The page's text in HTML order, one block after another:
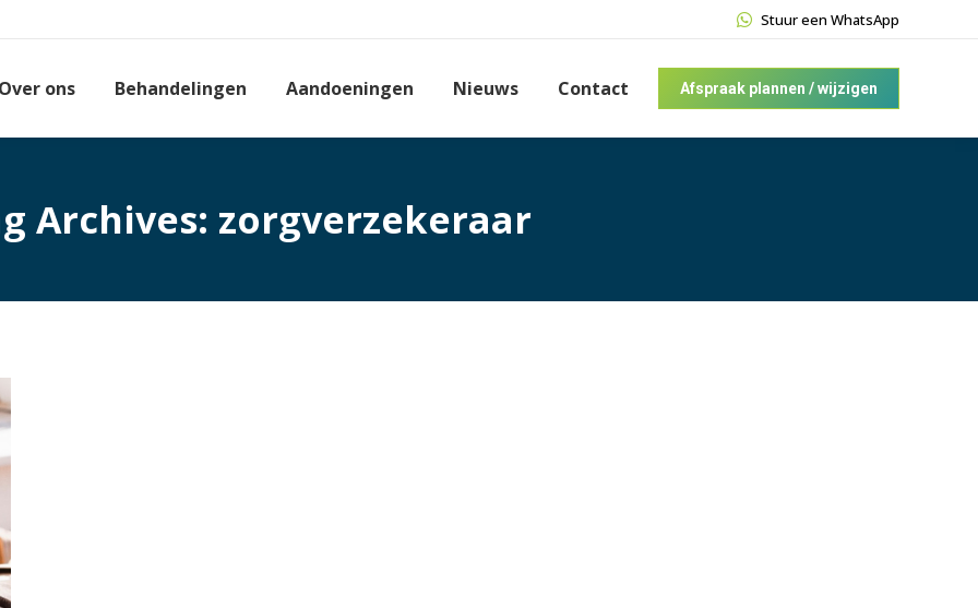
Stuur een WhatsApp
Over ons Behandelingen Aandoeningen Nieuws Contact Afspraak plannen / wijzigen
Archives: zorgverzekeraar